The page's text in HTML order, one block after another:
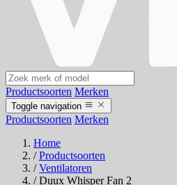
Productsoorten Merken
Toggle navigation
Productsoorten Merken
Home
/ Productsoorten
/ Ventilatoren
/ Duux Whisper Fan 2